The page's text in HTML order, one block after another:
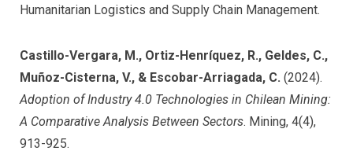
Humanitarian Logistics and Supply Chain Management.
Castillo-Vergara, M., Ortiz-Henríquez, R., Geldes, C.,
Muñoz-Cisterna, V., & Escobar-Arriagada, C. (2024).
Adoption of Industry 4.0 Technologies in Chilean Mining:
A Comparative Analysis Between Sectors. Mining, 4(4),
913-925.